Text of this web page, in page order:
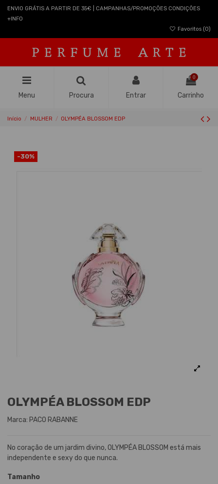
ENVIO GRÁTIS A PARTIR DE 35€ | CAMPANHAS/PROMOÇÕES CONDIÇÕES
+INFO
Favoritos (0)
Menu Procura Entrar
0
Carrinho
Início MULHER OLYMPÉA BLOSSOM EDP
-30%
OLYMPÉA BLOSSOM EDP
Marca: PACO RABANNE
No coração de um jardim divino, OLYMPÉA BLOSSOM está mais
independente e sexy do que nunca.
Tamanho